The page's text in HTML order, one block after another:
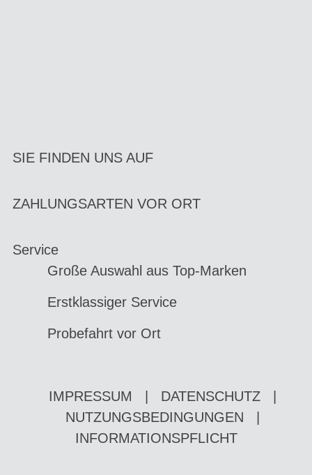
SIE FINDEN UNS AUF
ZAHLUNGSARTEN VOR ORT
Service
Große Auswahl aus Top-Marken
Erstklassiger Service
Probefahrt vor Ort
IMPRESSUM DATENSCHUTZ
NUTZUNGSBEDINGUNGEN
INFORMATIONSPFLICHT